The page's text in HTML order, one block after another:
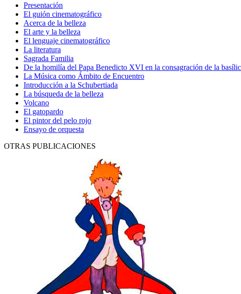
Presentación
El guión cinematográfico
Acerca de la belleza
El arte y la belleza
El lenguaje cinematográfico
La literatura
Sagrada Familia
De la homilía del Papa Benedicto XVI en la consagración de la
La Música como Ámbito de Encuentro
Introducción a la Schubertiada
La búsqueda de la belleza
Volcano
El gatopardo
El pintor del pelo rojo
Ensayo de orquesta
OTRAS PUBLICACIONES